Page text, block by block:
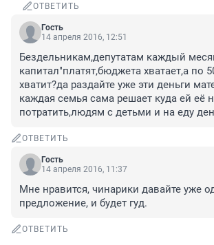
ОТВЕТИТЬ
Гость
14 апреля 2016, 12:51
Бездельникам,депутатам каждый
капитал"платят,бюджета хватает,а по
хватит?да раздайте уже эти деньги
каждая семья сама решает куда ей её
потратить,людям с детьми и на еду
ОТВЕТИТЬ
Гость
14 апреля 2016, 11:37
Мне нравится, чинарики давайте уже
предложение, и будет гуд.
ОТВЕТИТЬ